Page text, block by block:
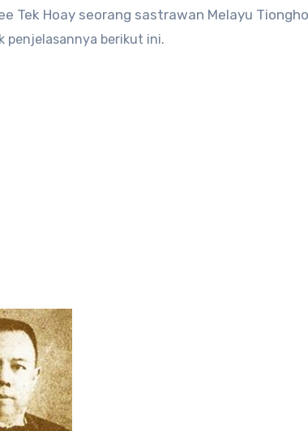
Tek Hoay seorang sastrawan Melayu
penjelasannya berikut ini.